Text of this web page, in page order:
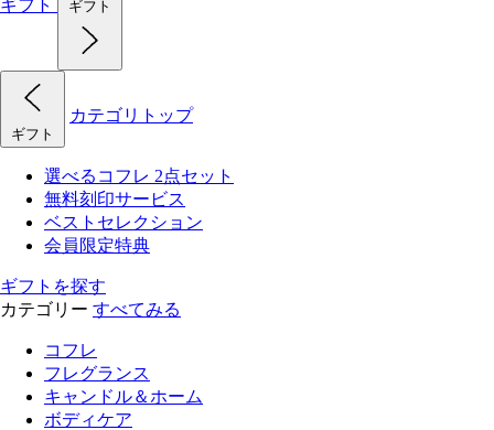
ギフト
ギフト
ギフト
カテゴリトップ
選べるコフレ 2点セット
無料刻印サービス
ベストセレクション
会員限定特典
ギフトを探す
カテゴリー すべてみる
コフレ
フレグランス
キャンドル＆ホーム
ボディケア